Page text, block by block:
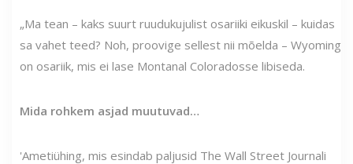
„Ma tean – kaks suurt ruudukujulist osariiki eikuskil – kuidas
sa vahet teed? Noh, proovige sellest nii mõelda – Wyoming
on osariik, mis ei lase Montanal Coloradosse libiseda.
Mida rohkem asjad muutuvad…
'Ametiühing, mis esindab paljusid The Wall Street Journali